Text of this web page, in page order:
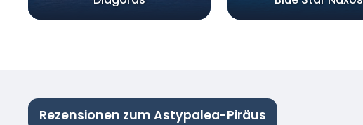
Rezensionen zum Astypalea-Piräus